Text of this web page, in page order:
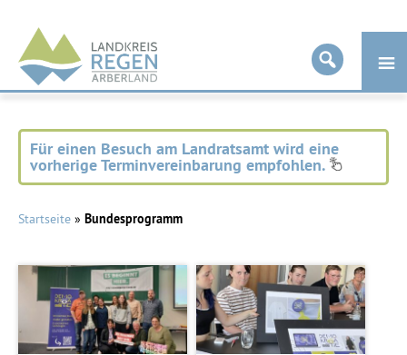
Landkreis
Regen
Für einen Besuch am Landratsamt wird eine
vorherige Terminvereinbarung empfohlen.
Startseite » Bundesprogramm